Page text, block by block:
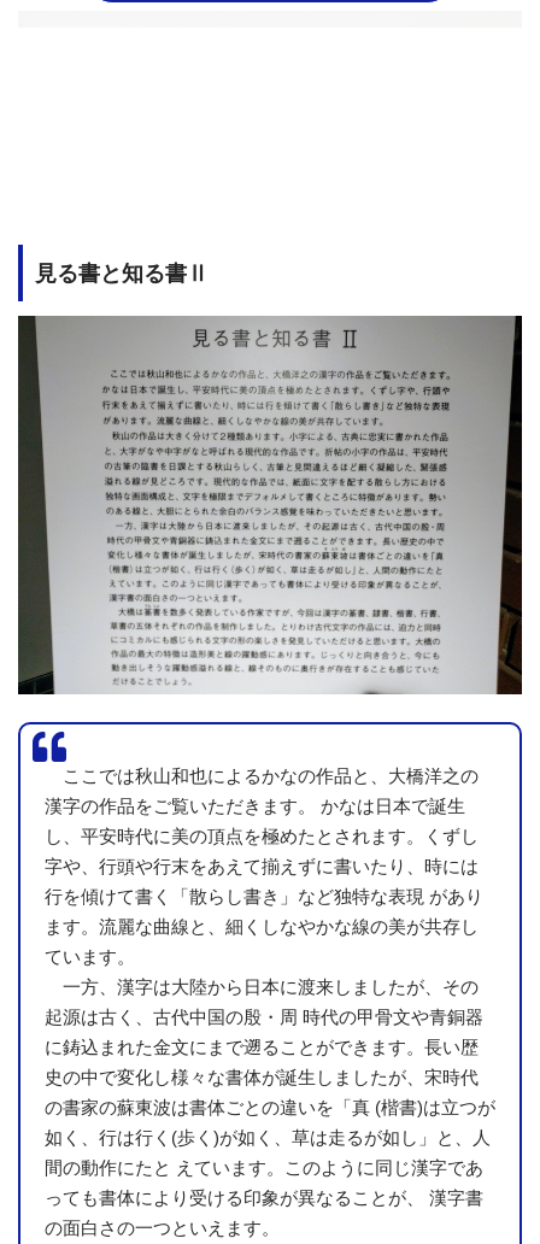
見る書と知る書Ⅱ
ここでは秋山和也によるかなの作品と、大橋洋之の
漢字の作品をご覧いただきます。 かなは日本で誕生
し、平安時代に美の頂点を極めたとされます。くずし
字や、行頭や行末をあえて揃えずに書いたり、時には
行を傾けて書く「散らし書き」など独特な表現 があり
ます。流麗な曲線と、細くしなやかな線の美が共存し
ています。
一方、漢字は大陸から日本に渡来しましたが、その
起源は古く、古代中国の殷・周 時代の甲骨文や青銅器
に鋳込まれた金文にまで遡ることができます。長い歴
史の中で変化し様々な書体が誕生しましたが、宋時代
の書家の蘇東波は書体ごとの違いを「真 (楷書)は立つが
如く、行は行く(歩く)が如く、草は走るが如し」と、人
間の動作にたと えています。このように同じ漢字であ
っても書体により受ける印象が異なることが、 漢字書
の面白さの一つといえます。